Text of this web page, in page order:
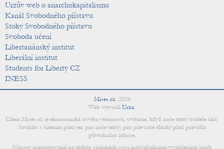
Urzův web o anarchokapitalismu
Kanál Svobodného přístavu
Stoky Svobodného přístavu
Svoboda učení
Libertariánský institut
Liberální institut
Students for Liberty CZ
INESS
Mises.cz, 2026
Web vytvořil Urza.
Cílem Mises.cz je ekonomická osvěta veřejnosti; uvítáme, když naše texty budete šířit.
Souhlas s šířením platí jen pro naše texty; pro převzaté články platí pravidla
původního zdroje.
Názory prezentované na těchto stránkách jsou individuálními vyjádřeními jejich